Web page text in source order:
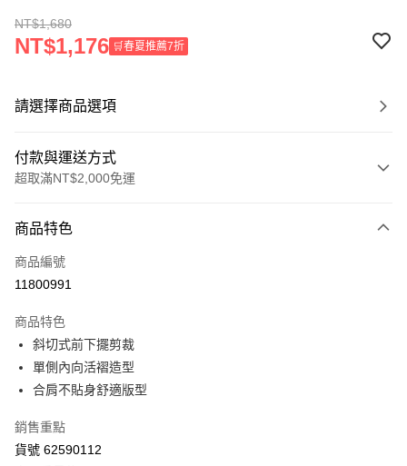
NT$1,680
NT$1,176 🛒春夏推薦7折
請選擇商品選項
付款與運送方式
超取滿NT$2,000免運
信用卡一次付款
信用卡分期付款
合作金庫商業銀行
華南商業銀行
上海商業儲蓄銀行
國泰世華商業銀行
匯豐（台灣）商業銀行
聯邦商業銀行
超商取貨付款
LINE Pay
街口支付
商品特色
商品編號
11800991
商品特色
斜切式前下擺剪裁
單側內向活褶造型
合肩不貼身舒適版型
銷售重點
貨號 62590112